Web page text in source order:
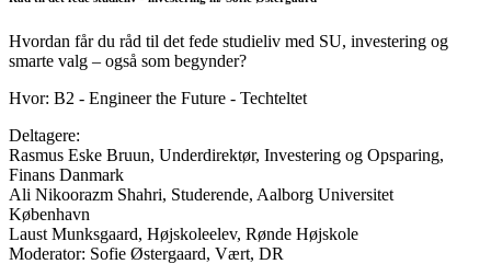
Hvordan får du råd til det fede studieliv med SU, investering og
smarte valg – også som begynder?
Hvor: B2 - Engineer the Future - Techteltet
Deltagere:
Rasmus Eske Bruun, Underdirektør, Investering og Opsparing,
Finans Danmark
Ali Nikoorazm Shahri, Studerende, Aalborg Universitet
København
Laust Munksgaard, Højskoleelev, Rønde Højskole
Moderator: Sofie Østergaard, Vært, DR